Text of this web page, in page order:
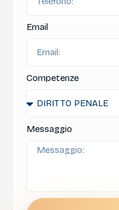
Email
Competenze
Messaggio